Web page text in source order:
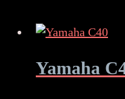
Yamaha